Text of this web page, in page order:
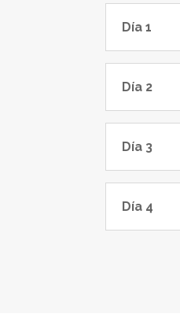
Día 1
Día 2
Día 3
Día 4